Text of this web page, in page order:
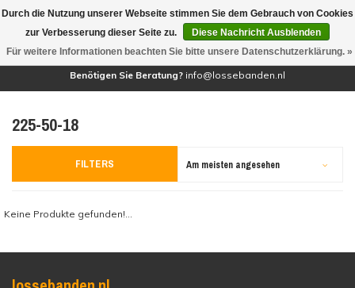
(0)
Benötigen Sie Beratung? info@lossebanden.nl
225-50-18
FILTERS Am meisten angesehen
Keine Produkte gefunden!...
Durch die Nutzung unserer Webseite stimmen Sie dem Gebrauch von Cookies
zur Verbesserung dieser Seite zu.
Diese Nachricht Ausblenden
Für weitere Informationen beachten Sie bitte unsere Datenschutzerklärung. »